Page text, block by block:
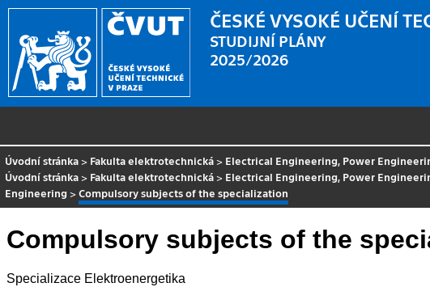
ČESKÉ VYSOKÉ UČENÍ
STUDIJNÍ PLÁNY
2025/2026
Úvodní stránka > Fakulta elektrotechnická > Electrical Engineering, Power
Úvodní stránka > Fakulta elektrotechnická > Electrical Engineering, Power
Engineering >Compulsory subjects of the specialization
Compulsory subjects of the
Specializace Elektroenergetika